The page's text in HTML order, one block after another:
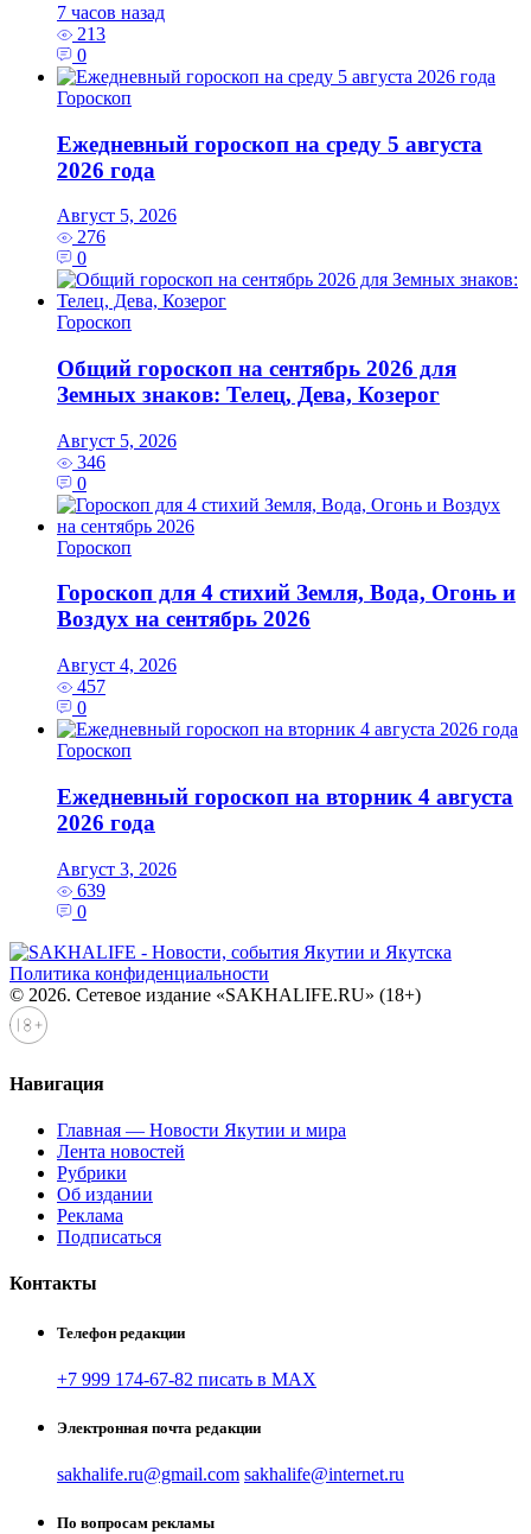
7 часов назад
213
0
Гороскоп
Ежедневный гороскоп на среду 5 августа
2026 года
Август 5, 2026
276
0
Гороскоп
Общий гороскоп на сентябрь 2026 для
Земных знаков: Телец, Дева, Козерог
Август 5, 2026
346
0
Гороскоп
Гороскоп для 4 стихий Земля, Вода, Огонь и
Воздух на сентябрь 2026
Август 4, 2026
457
0
Гороскоп
Ежедневный гороскоп на вторник 4 августа
2026 года
Август 3, 2026
639
0
Политика конфиденциальности
© 2026. Сетевое издание «SAKHALIFE.RU» (18+)
Навигация
Главная — Новости Якутии и мира
Лента новостей
Рубрики
Об издании
Реклама
Подписаться
Контакты
Телефон редакции
+7 999 174-67-82 писать в MAX
Электронная почта редакции
sakhalife.ru@gmail.com sakhalife@internet.ru
По вопросам рекламы